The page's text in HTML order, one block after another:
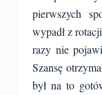
pierwszych
wypadł z
razy nie
Szansę
był na to